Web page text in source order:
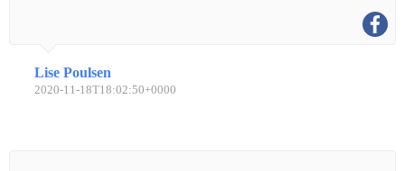
Lise Poulsen
2020-11-18T18:02:50+0000